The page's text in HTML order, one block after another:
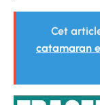
Cet
catamaran